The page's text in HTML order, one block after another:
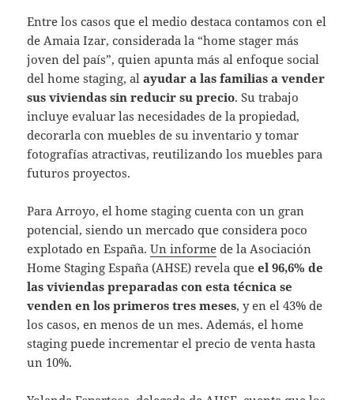
Entre los casos que el medio destaca contamos con el
de Amaia Izar, considerada la “home stager más
joven del país”, quien apunta más al enfoque social
del home staging, alayudar a las familias a vender
sus viviendas sin reducir su precio. Su trabajo
incluye evaluar las necesidades de la propiedad,
decorarla con muebles de su inventario y tomar
fotografías atractivas, reutilizando los muebles para
futuros proyectos.
Para Arroyo, el home staging cuenta con un gran
potencial, siendo un mercado que considera poco
explotado en España.Un informe de la Asociación
Home Staging España (AHSE) revela queel 96,6% de
las viviendas preparadas con esta técnica se
venden en los primeros tres meses, y en el 43% de
los casos, en menos de un mes. Además, el home
staging puede incrementar el precio de venta hasta
un 10%.